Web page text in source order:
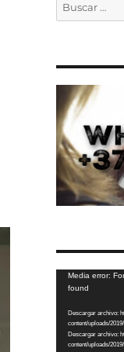
por:
Reproductor
vídeo
Media error:
found
Descargar archivo:
content/uploads/
Descargar archivo:
content/uploads/